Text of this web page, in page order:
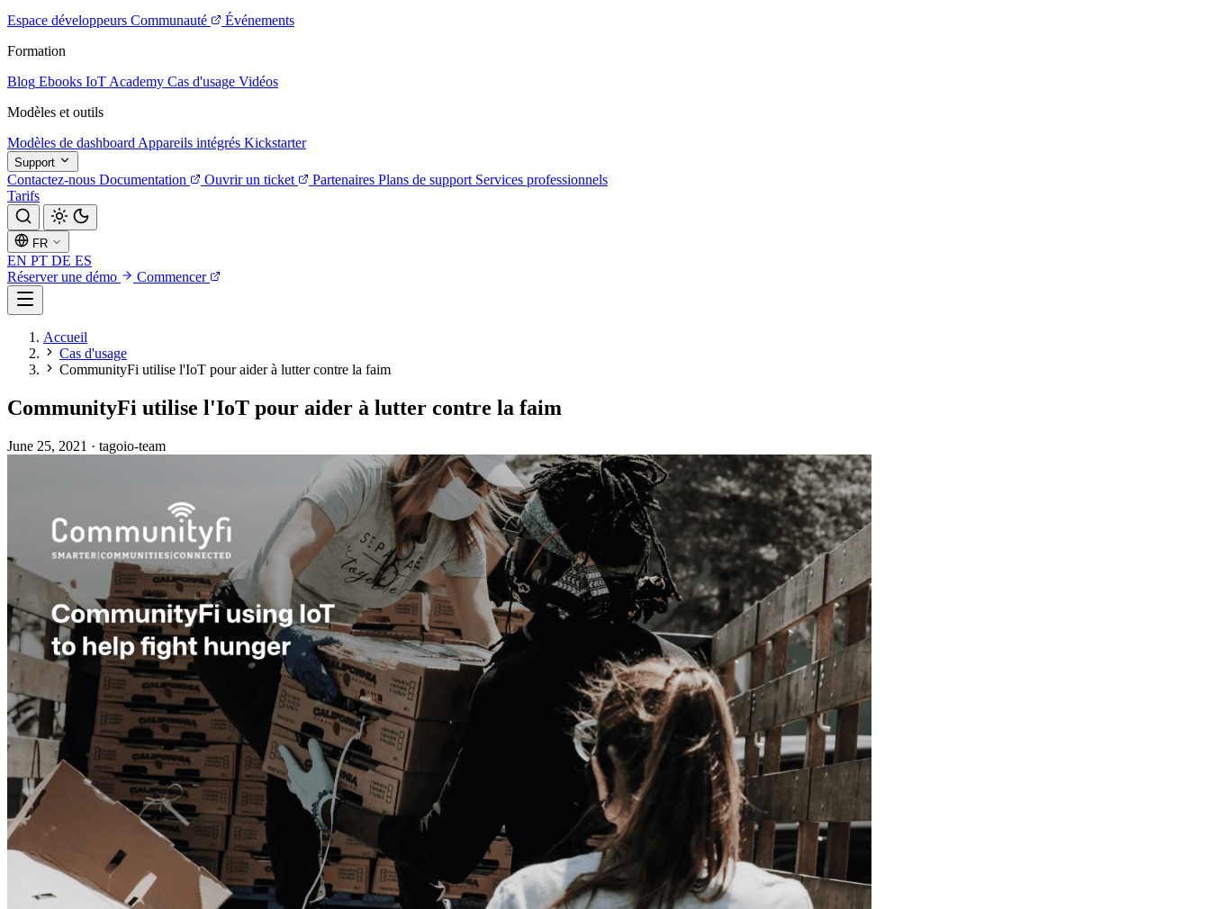
Espace développeurs Communauté
Événements
Formation
Blog Ebooks IoT Academy Cas d'usage Vidéos
Modèles et outils
Modèles de dashboard Appareils intégrés Kickstarter
Support
Contactez-nous Documentation Ouvrir un ticket Partenaires Plans de support Services professionnels
Tarifs
FR
EN PT DE ES
Réserver une démo
Commencer
Accueil
Cas d'usage
CommunityFi utilise l'IoT pour aider à lutter contre la faim
CommunityFi utilise l'IoT pour aider à lutter contre la faim
June 25, 2021 · tagoio-team